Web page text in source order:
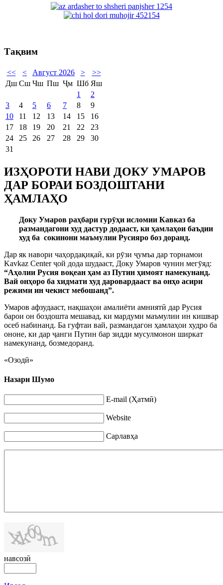
Тақвим
<< < Август 2026 >
>>
Дш Сш Чш Пш Ҷм Шб Яш
1
2
3
4 5 6 7 8
9
10
11 12 13 14 15
16
17
18 19 20 21 22
23
24
25 26 27 28 29
30
31
ИЗҲОРОТИ НАВИ ДОКУ УМАРОВ
ДАР БОРАИ БОЗДОШТАНИ
ҲАМЛАҲО
Доку Умаров раҳбари гурӯҳи исломии Кавказ ба
размандагони худ дастур додааст, ки ҳамлаҳои баъдии
худ ба сокинони маъмулии Русияро боз доранд.
Дар як навори чаҳордақиқаӣ, ки рӯзи ҷумъа дар торнамои
Kavkaz Center ҷой дода шудааст, Доку Умаров чунин мегӯяд:
“Аҳолии Русия воқеан ҳам аз Путин ҳимоят намекунанд.
Вай онҳоро ба хидмати худ даровардааст ва онҳо асири
режими ин чекист мебошанд”.
Умаров афзудааст, нақшаҳои амалиёти амниятӣ дар Русия
барои он боздошта мешавад, ки мардуми маъмулии ин кишвар
осеб набинанд. Ба гуфтаи вай, размандагон ҳамлаҳои худро ба
ононе, ки дар ҷанги Путин бар зидди мусулмонон ширкат
намекунанд, бозмедоранд.
«Озодӣ»
Назари Шумо
E-mail (Ҳатмӣ)
Website
Сарлавҳа
навсозӣ